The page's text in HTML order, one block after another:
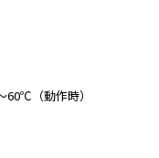
（動作時）